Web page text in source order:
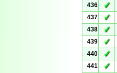
436
✓
437
✓
438
✓
439
✓
440
✓
441
✓